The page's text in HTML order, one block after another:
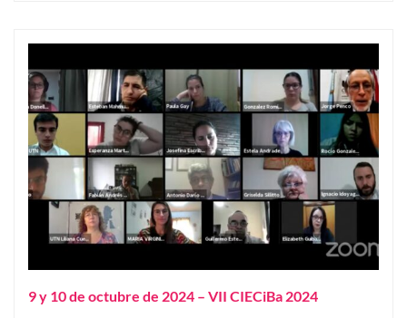
9 y 10 de octubre de 2024 – VII CIECiBa 2024